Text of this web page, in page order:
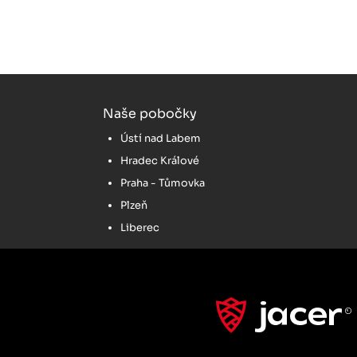
Naše pobočky
Ústí nad Labem
Hradec Králové
Praha - Tůmovka
Plzeň
Liberec